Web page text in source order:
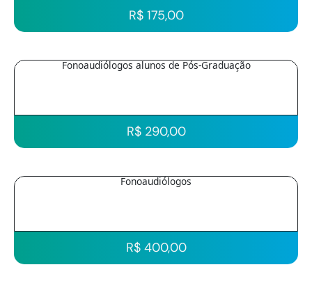
R$ 175,00
Fonoaudiólogos alunos de Pós-Graduação
R$ 290,00
Fonoaudiólogos
R$ 400,00